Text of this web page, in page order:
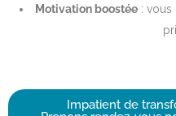
Motivation boostée: vous
Impatient de